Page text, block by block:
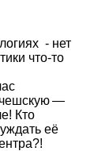
- нет
что-то
чешскую —
Кто
её